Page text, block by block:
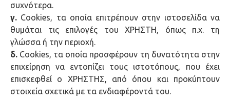
συχνότερα.
γ. Cookies, τα οποία επιτρέπουν στην ιστοσελίδα να
θυμάται τις επιλογές του ΧΡΗΣΤΗ, όπως π.χ. τη
γλώσσα ή την περιοχή.
δ. Cookies, τα οποία προσφέρουν τη δυνατότητα στην
επιχείρηση να εντοπίζει τους ιστοτόπους, που έχει
επισκεφθεί ο ΧΡΗΣΤΗΣ, από όπου και προκύπτουν
στοιχεία σχετικά με τα ενδιαφέροντά του.